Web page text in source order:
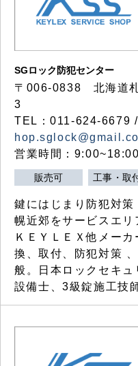
SGロック防犯センター
〒006-0838 北海道
3
TEL：011-624-6679
営業時間：
販売可 工事・取
鍵にはじまり防犯対
幌近郊をサービスエリ
ＫＥＹＬＥＸ他メー
換、取付、防犯対策
般。日本ロックセキ
設備士、3級錠施工技